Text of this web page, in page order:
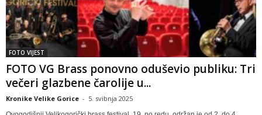
FOTO VIJEST
FOTO VG Brass ponovno oduševio publiku: Tri
večeri glazbene čarolije u...
Kronike Velike Gorice - 5. svibnja 2025